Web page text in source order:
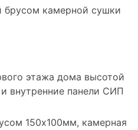
брусом камерной сушки
этажа дома высотой
внутренние панели СИП
150x100мм, камерная